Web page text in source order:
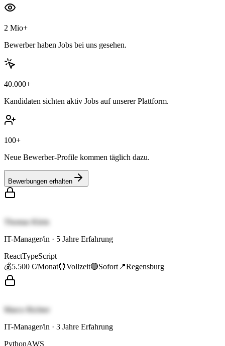
2 Mio+
Bewerber haben Jobs bei uns gesehen.
40.000+
Kandidaten sichten aktiv Jobs auf unserer Plattform.
100+
Neue Bewerber-Profile kommen täglich dazu.
Bewerbungen erhalten
Thomas Klein
IT-Manager/in · 5 Jahre Erfahrung
ReactTypeScript
💰5.500 €/Monat⏰Vollzeit🟢Sofort 📍Regensburg
Marco Richter
IT-Manager/in · 3 Jahre Erfahrung
PythonAWS